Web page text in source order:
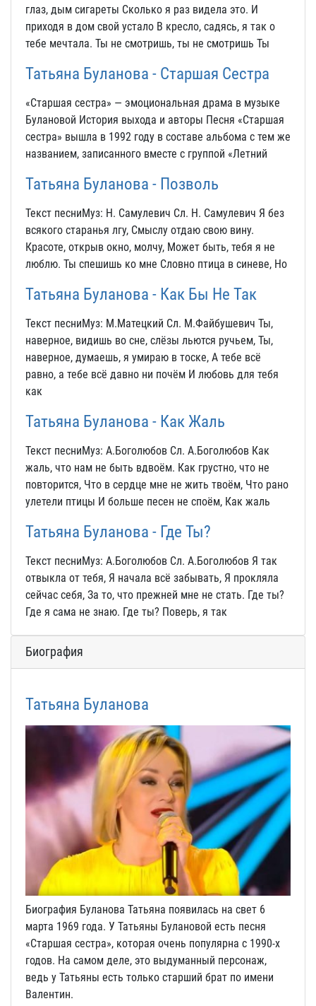
глаз, дым сигареты Сколько я раз видела это. И
приходя в дом свой устало В кресло, садясь, я так о
тебе мечтала. Ты не смотришь, ты не смотришь Ты
Татьяна Буланова - Старшая Сестра
«Старшая сестра» — эмоциональная драма в музыке
Булановой История выхода и авторы Песня «Старшая
сестра» вышла в 1992 году в составе альбома с тем же
названием, записанного вместе с группой «Летний
Татьяна Буланова - Позволь
Текст песниМуз: Н. Самулевич Сл. Н. Самулевич Я без
всякого старанья лгу, Смыслу отдаю свою вину.
Красоте, открыв окно, молчу, Может быть, тебя я не
люблю. Ты спешишь ко мне Словно птица в синеве, Но
Татьяна Буланова - Как Бы Не Так
Текст песниМуз: М.Матецкий Сл. М.Файбушевич Ты,
наверное, видишь во сне, слёзы льются ручьем, Ты,
наверное, думаешь, я умираю в тоске, А тебе всё
равно, а тебе всё давно ни почём И любовь для тебя
как
Татьяна Буланова - Как Жаль
Текст песниМуз: А.Боголюбов Сл. А.Боголюбов Как
жаль, что нам не быть вдвоём. Как грустно, что не
повторится, Что в сердце мне не жить твоём, Что рано
улетели птицы И больше песен не споём, Как жаль
Татьяна Буланова - Где Ты?
Текст песниМуз: А.Боголюбов Сл. А.Боголюбов Я так
отвыкла от тебя, Я начала всё забывать, Я прокляла
сейчас себя, За то, что прежней мне не стать. Где ты?
Где я сама не знаю. Где ты? Поверь, я так
Биография
Татьяна Буланова
Биография Буланова Татьяна появилась на свет 6
марта 1969 года. У Татьяны Булановой есть песня
«Старшая сестра», которая очень популярна с 1990-х
годов. На самом деле, это выдуманный персонаж,
ведь у Татьяны есть только старший брат по имени
Валентин.